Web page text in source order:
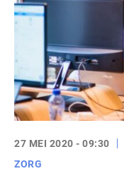
27 MEI 2020 - 09:30
ZORG